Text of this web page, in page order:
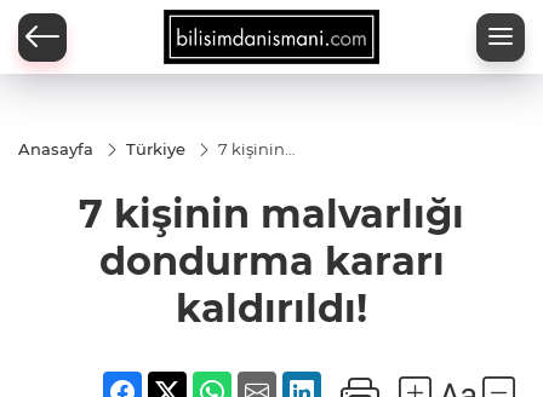
Anasayfa Türkiye
7 kişinin
kararı
kaldırıldı!
7 kişinin malvarlığı
dondurma kararı
kaldırıldı!